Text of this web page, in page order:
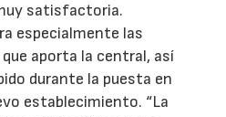
satisfactoria.
especialmente las
aporta la central, así
durante la puesta en
establecimiento. “La